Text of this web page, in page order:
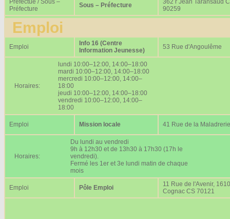
Préfectue / Sous –
Préfecture
Sous – Préfecture
362 r Jean Taransaud
90259
Emploi
Emploi
Info 16 (Centre
Information Jeunesse)
53 Rue d'Angoulême
Horaires:
lundi 10:00–12:00, 14:00–18:00
mardi 10:00–12:00, 14:00–18:00
mercredi 10:00–12:00, 14:00–
18:00
jeudi 10:00–12:00, 14:00–18:00
vendredi 10:00–12:00, 14:00–
18:00
Emploi Mission locale 41 Rue de la Maladrerie
Horaires:
Du lundi au vendredi
9h à 12h30 et de 13h30 à 17h30 (17h le
vendredi).
Fermé les 1er et 3e lundi matin de chaque
mois
Emploi Pôle Emploi
11 Rue de l'Avenir,
Cognac CS 70121